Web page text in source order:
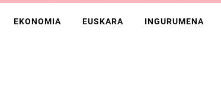
EKONOMIA EUSKARA INGURUMENA